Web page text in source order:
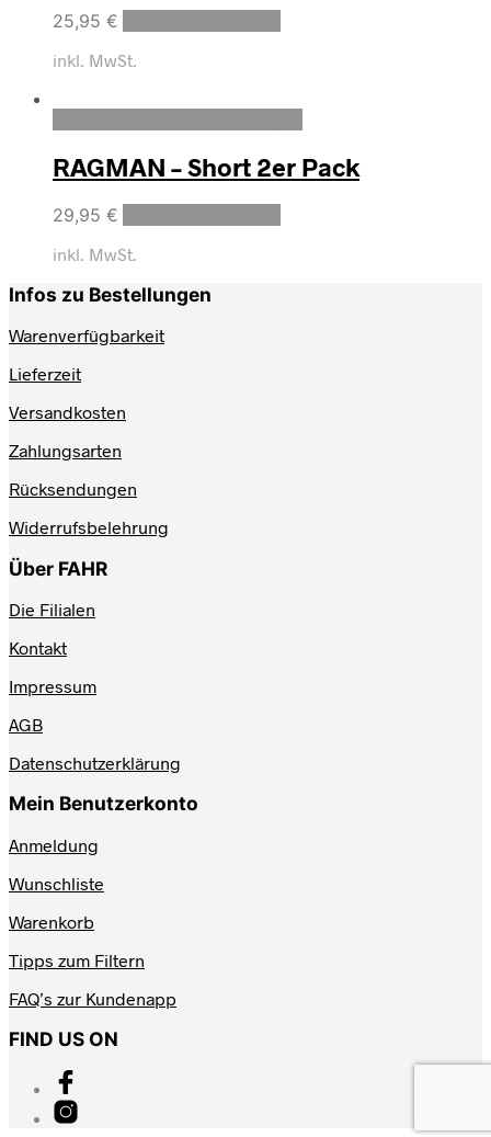
25,95 €
inkl. MwSt.
RAGMAN – Short 2er Pack
29,95 €
inkl. MwSt.
Infos zu Bestellungen
Warenverfügbarkeit
Lieferzeit
Versandkosten
Zahlungsarten
Rücksendungen
Widerrufsbelehrung
Über FAHR
Die Filialen
Kontakt
Impressum
AGB
Datenschutzerklärung
Mein Benutzerkonto
Anmeldung
Wunschliste
Warenkorb
Tipps zum Filtern
FAQ’s zur Kundenapp
FIND US ON